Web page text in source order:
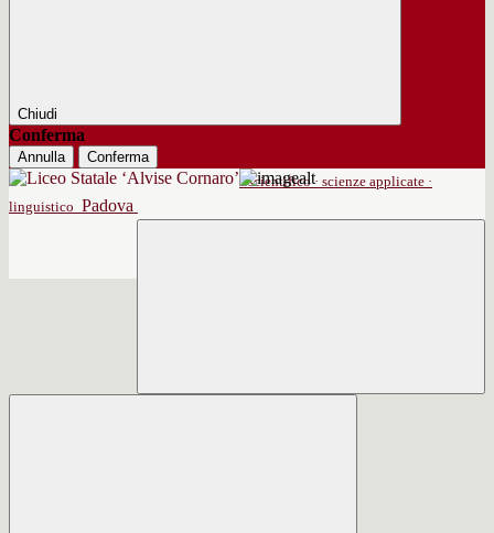
Chiudi
Conferma
Annulla
Conferma
scientifico · scienze applicate ·
linguistico Padova